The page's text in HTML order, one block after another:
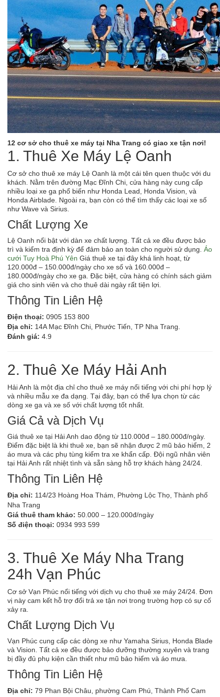
12 cơ sở cho thuê xe máy tại Nha Trang có giao xe tận nơi!
1. Thuê Xe Máy Lệ Oanh
Cơ sở cho thuê xe máy Lệ Oanh là một cái tên quen thuộc với du
khách. Nằm trên đường Mạc Đĩnh Chi, cửa hàng này cung cấp
nhiều loại xe ga phổ biến như Honda Lead, Honda Vision, và
Honda Airblade. Ngoài ra, bạn còn có thể tìm thấy các loại xe số
như Wave và Sirius.
Chất Lượng Xe
Lệ Oanh nổi bật với dàn xe chất lượng. Tất cả xe đều được bảo
trì và kiểm tra định kỳ để đảm bảo an toàn cho người sử dụng. Áo
cưới Tuy Hoà Phú Yên Giá thuê xe tại đây khá linh hoạt, từ
120.000đ – 150.000đ/ngày cho xe số và 160.000đ –
180.000đ/ngày cho xe ga. Đặc biệt, cửa hàng có chính sách giảm
giá cho sinh viên và cho thuê dài ngày rất tiện lợi.
Thông Tin Liên Hệ
Điện thoại: 0905 153 800
Địa chỉ: 14A Mạc Đĩnh Chi, Phước Tiến, TP Nha Trang.
Đánh giá: 4.9
2. Thuê Xe Máy Hải Anh
Hải Anh là một địa chỉ cho thuê xe máy nổi tiếng với chi phí hợp lý
và nhiều mẫu xe đa dạng. Tại đây, bạn có thể lựa chọn từ các
dòng xe ga và xe số với chất lượng tốt nhất.
Giá Cả và Dịch Vụ
Giá thuê xe tại Hải Anh dao động từ 110.000đ – 180.000đ/ngày.
Điểm đặc biệt là khi thuê xe, bạn sẽ nhận được 2 mũ bảo hiểm, 2
áo mưa và các phụ tùng kiểm tra xe khẩn cấp. Đội ngũ nhân viên
tại Hải Anh rất nhiệt tình và sẵn sàng hỗ trợ khách hàng 24/24.
Thông Tin Liên Hệ
Địa chỉ: 114/23 Hoàng Hoa Thám, Phường Lộc Thọ, Thành phố
Nha Trang
Giá thuê tham khảo: 50.000 – 120.000đ/ngày
Số điện thoại: 0934 993 599
3. Thuê Xe Máy Nha Trang
24h Vạn Phúc
Cơ sở Vạn Phúc nổi tiếng với dịch vụ cho thuê xe máy 24/24. Đơn
vị này cam kết hỗ trợ đổi trả xe tận nơi trong trường hợp có sự cố
xảy ra.
Chất Lượng Dịch Vụ
Vạn Phúc cung cấp các dòng xe như Yamaha Sirius, Honda Blade
và Vision. Tất cả xe đều được bảo dưỡng thường xuyên và trang
bị đầy đủ phụ kiện cần thiết như mũ bảo hiểm và áo mưa.
Thông Tin Liên Hệ
Địa chỉ: 79 Phan Bội Châu, phường Cam Phú, Thành Phố Cam